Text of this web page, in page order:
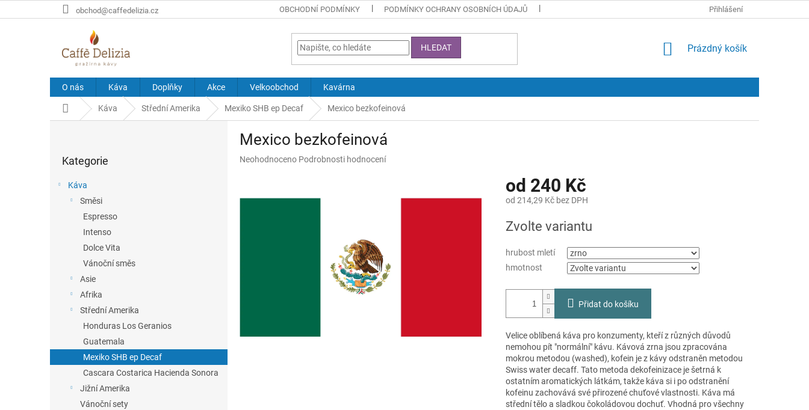
na
obchod@caffedelizia.cz OBCHODNÍ PODMÍNKY PODMÍNKY OCHRANY OSOBNÍCH ÚDAJŮ Přihlášení
HLEDAT
NÁKUPNÍ
Prázdný košík
O nás Káva Doplňky Akce Velkoobchod Kavárna
Domů Káva Střední Amerika Mexiko SHB ep Decaf Mexico bezkofeinová
kategorie
Kategorie
Káva
Směsi
Espresso
Intenso
Dolce Vita
Vánoční směs
Asie
Afrika
Střední Amerika
Honduras Los Geranios
Guatemala
Mexiko SHB ep Decaf
Cascara Costarica Hacienda Sonora
Jižní Amerika
Vánoční sety
Mexico bezkofeinová
Průměrné
Neohodnoceno Podrobnosti hodnocení
od 240 Kč
od 214,29 Kčbez DPH
cena:
Zvolte variantu
hrubost mletí
hmotnost
Přidat do košíku
Velice oblíbená káva pro konzumenty, kteří z různých důvodů
nemohou pít "normální" kávu. Kávová zrna jsou zpracována
mokrou metodou (washed), kofein je z kávy odstraněn metodou
Swiss water decaff. Tato metoda dekofeinizace je šetrná k
ostatním aromatických látkám, takže káva si i po odstranění
kofeinu zachovává své přirozené chuťové vlastnosti. Káva má
střední tělo a sladkou čokoládovou dochuť. Vhodná pro všechny